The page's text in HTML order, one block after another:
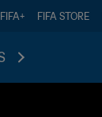
FIFA+ FIFA STORE